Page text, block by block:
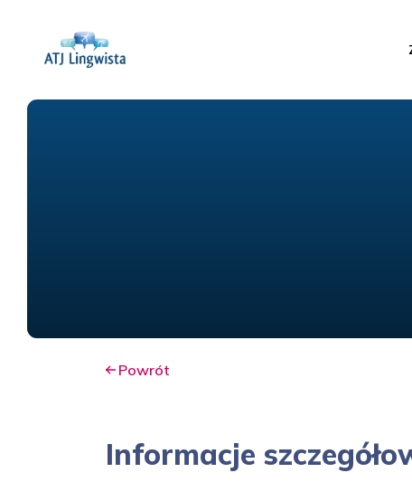
Powrót
Informacje